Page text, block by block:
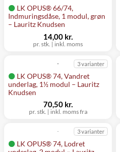
LK OPUS® 66/74,
Indmuringsdåse, 1 modul, grøn
– Lauritz Knudsen
pr. stk. | inkl. moms
14,00 kr.
LK OPUS® 74, Vandret
underlag, 1½ modul – Lauritz
Knudsen
3 varianter
pr. stk. | inkl. moms fra
70,50 kr.
LK OPUS® 74, Lodret
3 varianter